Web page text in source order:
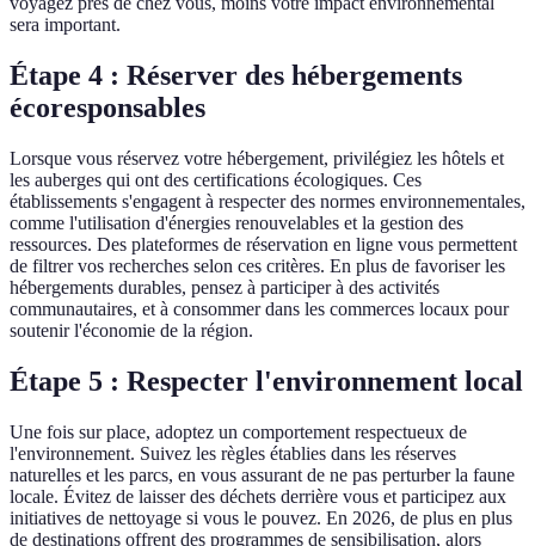
sera important.
Étape 4 : Réserver des hébergements
écoresponsables
Lorsque vous réservez votre hébergement, privilégiez les hôtels et
les auberges qui ont des certifications écologiques. Ces
établissements s'engagent à respecter des normes environnementales,
comme l'utilisation d'énergies renouvelables et la gestion des
ressources. Des plateformes de réservation en ligne vous permettent
de filtrer vos recherches selon ces critères. En plus de favoriser les
hébergements durables, pensez à participer à des activités
communautaires, et à consommer dans les commerces locaux pour
soutenir l'économie de la région.
Étape 5 : Respecter l'environnement local
Une fois sur place, adoptez un comportement respectueux de
l'environnement. Suivez les règles établies dans les réserves
naturelles et les parcs, en vous assurant de ne pas perturber la faune
locale. Évitez de laisser des déchets derrière vous et participez aux
initiatives de nettoyage si vous le pouvez. En 2026, de plus en plus
de destinations offrent des programmes de sensibilisation, alors